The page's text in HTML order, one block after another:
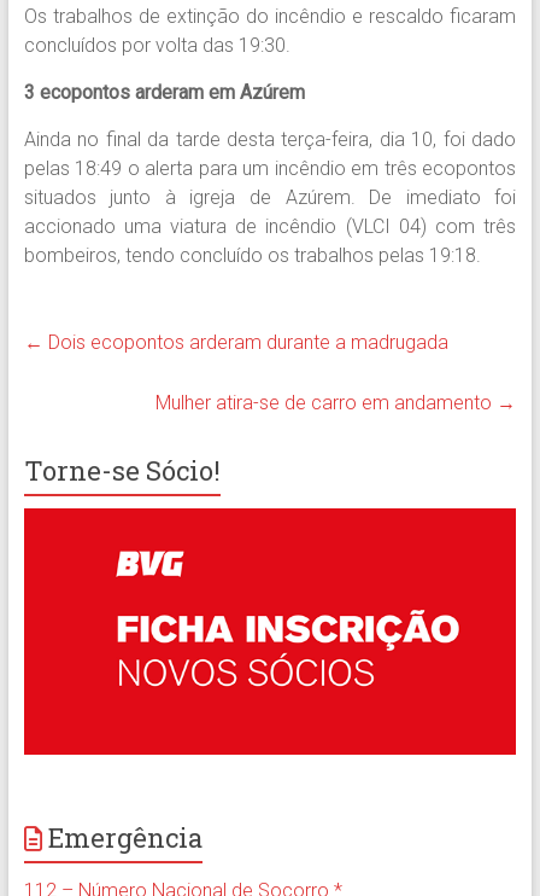
Os trabalhos de extinção do incêndio e rescaldo ficaram
concluídos por volta das 19:30.
3 ecopontos arderam em Azúrem
Ainda no final da tarde desta terça-feira, dia 10, foi dado
pelas 18:49 o alerta para um incêndio em três ecopontos
situados junto à igreja de Azúrem. De imediato foi
accionado uma viatura de incêndio (VLCI 04) com três
bombeiros, tendo concluído os trabalhos pelas 19:18.
← Dois ecopontos arderam durante a madrugada
Mulher atira-se de carro em andamento →
Torne-se Sócio!
Emergência
112 – Número Nacional de Socorro *